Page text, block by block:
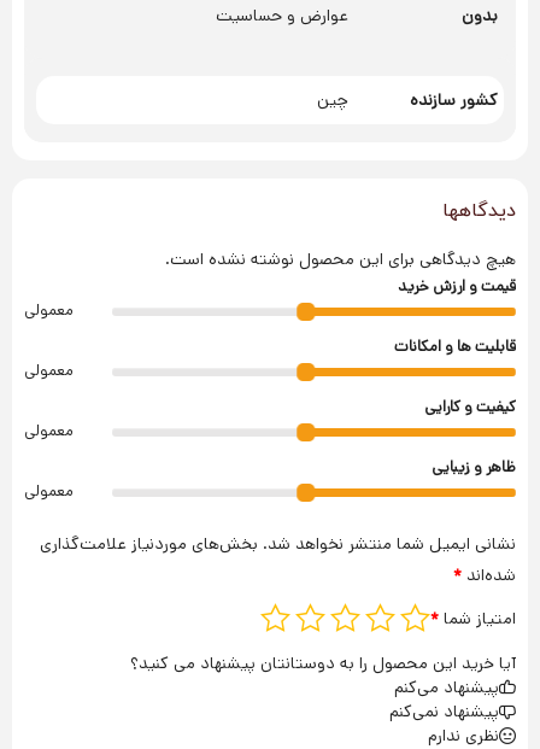
بدون عوارض و حساسیت
کشور سازنده چین
دیدگاهها
هیچ دیدگاهی برای این محصول نوشته نشده است.
قیمت و ارزش خرید
معمولی
قابلیت ها و امکانات
معمولی
کیفیت و کارایی
معمولی
ظاهر و زیبایی
معمولی
نشانی ایمیل شما منتشر نخواهد شد. بخش‌های موردنیاز علامت‌گذاری
شده‌اند *
امتیاز شما *
آیا خرید این محصول را به دوستانتان پیشنهاد می کنید؟
پیشنهاد می‌کنم
پیشنهاد نمی‌کنم
نظری ندارم